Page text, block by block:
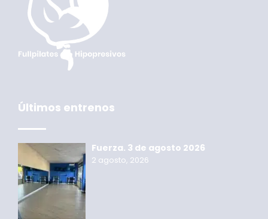
Últimos entrenos
Fuerza. 3 de agosto 2026
2 agosto, 2026